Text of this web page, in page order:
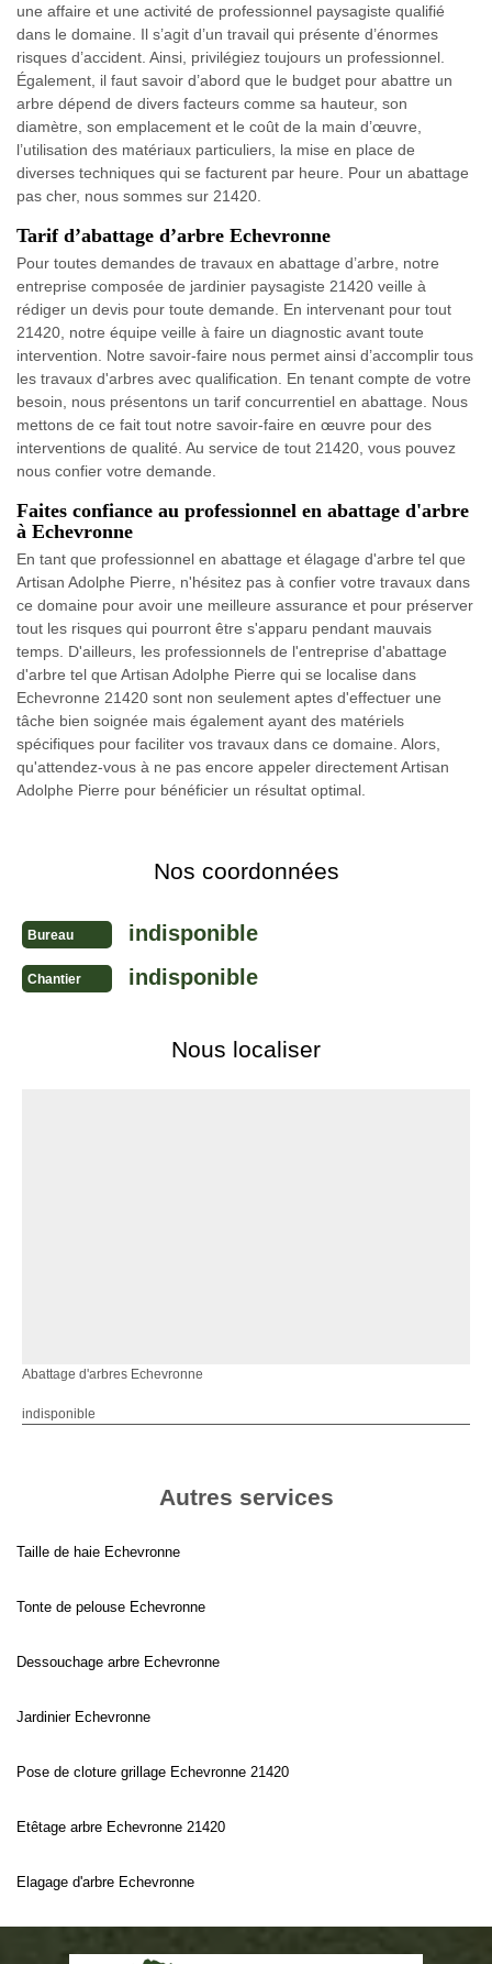
une affaire et une activité de professionnel paysagiste qualifié
dans le domaine. Il s’agit d’un travail qui présente d’énormes
risques d’accident. Ainsi, privilégiez toujours un professionnel.
Également, il faut savoir d’abord que le budget pour abattre un
arbre dépend de divers facteurs comme sa hauteur, son
diamètre, son emplacement et le coût de la main d’œuvre,
l’utilisation des matériaux particuliers, la mise en place de
diverses techniques qui se facturent par heure. Pour un abattage
pas cher, nous sommes sur 21420.
Tarif d’abattage d’arbre Echevronne
Pour toutes demandes de travaux en abattage d’arbre, notre
entreprise composée de jardinier paysagiste 21420 veille à
rédiger un devis pour toute demande. En intervenant pour tout
21420, notre équipe veille à faire un diagnostic avant toute
intervention. Notre savoir-faire nous permet ainsi d’accomplir tous
les travaux d'arbres avec qualification. En tenant compte de votre
besoin, nous présentons un tarif concurrentiel en abattage. Nous
mettons de ce fait tout notre savoir-faire en œuvre pour des
interventions de qualité. Au service de tout 21420, vous pouvez
nous confier votre demande.
Faites confiance au professionnel en abattage d'arbre
à Echevronne
En tant que professionnel en abattage et élagage d'arbre tel que
Artisan Adolphe Pierre, n'hésitez pas à confier votre travaux dans
ce domaine pour avoir une meilleure assurance et pour préserver
tout les risques qui pourront être s'apparu pendant mauvais
temps. D'ailleurs, les professionnels de l'entreprise d'abattage
d'arbre tel que Artisan Adolphe Pierre qui se localise dans
Echevronne 21420 sont non seulement aptes d'effectuer une
tâche bien soignée mais également ayant des matériels
spécifiques pour faciliter vos travaux dans ce domaine. Alors,
qu'attendez-vous à ne pas encore appeler directement Artisan
Adolphe Pierre pour bénéficier un résultat optimal.
Nos coordonnées
Bureau indisponible
Chantier indisponible
Nous localiser
Abattage d'arbres Echevronne
indisponible
Autres services
Taille de haie Echevronne
Tonte de pelouse Echevronne
Dessouchage arbre Echevronne
Jardinier Echevronne
Pose de cloture grillage Echevronne 21420
Etêtage arbre Echevronne 21420
Elagage d'arbre Echevronne